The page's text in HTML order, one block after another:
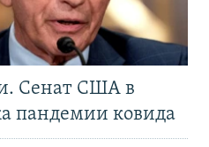
Сенат США в
пандемии ковида